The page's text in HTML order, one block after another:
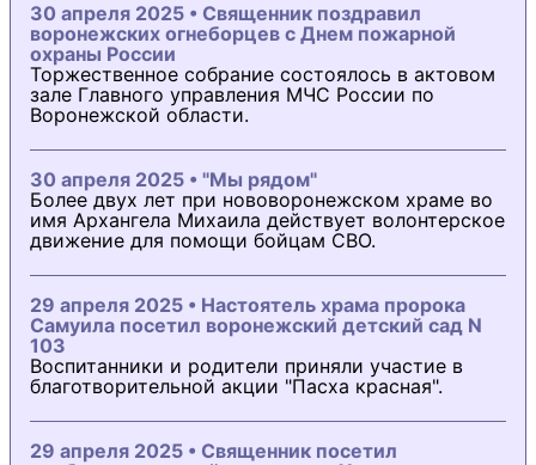
30 апреля 2025 • Священник поздравил
воронежских огнеборцев с Днем пожарной
охраны России
Торжественное собрание состоялось в актовом
зале Главного управления МЧС России по
Воронежской области.
30 апреля 2025 • "Мы рядом"
Более двух лет при нововоронежском храме во
имя Архангела Михаила действует волонтерское
движение для помощи бойцам СВО.
29 апреля 2025 • Настоятель храма пророка
Самуила посетил воронежский детский сад N
103
Воспитанники и родители приняли участие в
благотворительной акции "Пасха красная".
29 апреля 2025 • Священник посетил